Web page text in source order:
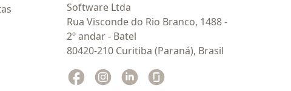
Software Ltda
Rua Visconde do Rio Branco, 1488 -
2º andar - Batel
80420-210 Curitiba (Paraná), Brasil
Facebook
abre num novo separador
Instagram
abre num novo separador
Linkedin
abre num novo separador